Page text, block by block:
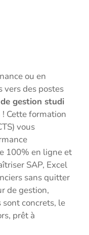
ou en
vers des postes
gestion studi
Cette formation
vous
100% en ligne et
SAP, Excel
sans quitter
de gestion,
sont concrets, le
prêt à